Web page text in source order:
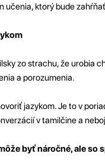
učenia, ktorý bude
zo strachu, že urobia
a porozumenia.
jazykom. Je to v
v tamilčine a
byť náročné, ale